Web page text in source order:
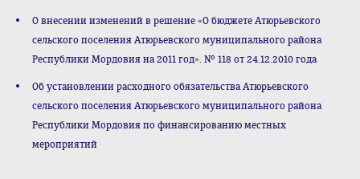
О внесении изменений в решение «О бюджете Атюрьевского
сельского поселения Атюрьевского муниципального района
Республики Мордовия на 2011 год». № 118 от 24.12.2010 года
Об установлении расходного обязательства Атюрьевского
сельского поселения Атюрьевского муниципального района
Республики Мордовия по финансированию местных
мероприятий